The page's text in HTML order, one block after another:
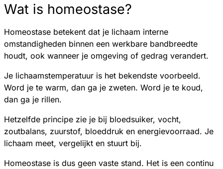
Wat is homeostase?
Homeostase betekent dat je lichaam interne
omstandigheden binnen een werkbare bandbreedte
houdt, ook wanneer je omgeving of gedrag verandert.
Je lichaamstemperatuur is het bekendste voorbeeld.
Word je te warm, dan ga je zweten. Word je te koud,
dan ga je rillen.
Hetzelfde principe zie je bij bloedsuiker, vocht,
zoutbalans, zuurstof, bloeddruk en energievoorraad. Je
lichaam meet, vergelijkt en stuurt bij.
Homeostase is dus geen vaste stand. Het is een continu